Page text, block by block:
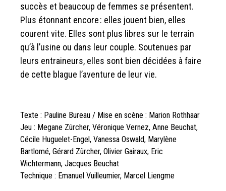
succès et beaucoup de femmes se présentent.
Plus étonnant encore : elles jouent bien, elles
courent vite. Elles sont plus libres sur le terrain
qu’à l’usine ou dans leur couple. Soutenues par
leurs entraineurs, elles sont bien décidées à faire
de cette blague l’aventure de leur vie.
Texte : Pauline Bureau / Mise en scène : Marion Rothhaar
Jeu : Megane Zürcher, Véronique Vernez, Anne Beuchat,
Cécile Huguelet-Engel, Vanessa Oswald, Marylène
Bartlomé, Gérard Zürcher, Olivier Gairaux, Eric
Wichtermann, Jacques Beuchat
Technique : Emanuel Vuilleumier, Marcel Liengme